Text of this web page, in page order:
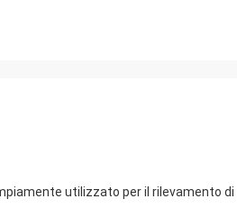
utilizzato per il rilevamento